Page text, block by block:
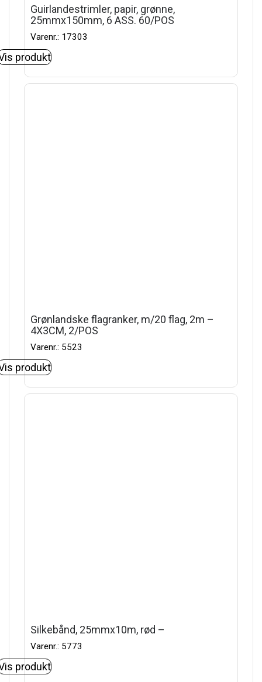
Guirlandestrimler, papir, grønne,
25mmx150mm, 6 ASS. 60/POS
Varenr.: 17303
produkt
Grønlandske flagranker, m/20 flag, 2m –
4X3CM, 2/POS
Varenr.: 5523
produkt
Silkebånd, 25mmx10m, rød –
Varenr.: 5773
produkt